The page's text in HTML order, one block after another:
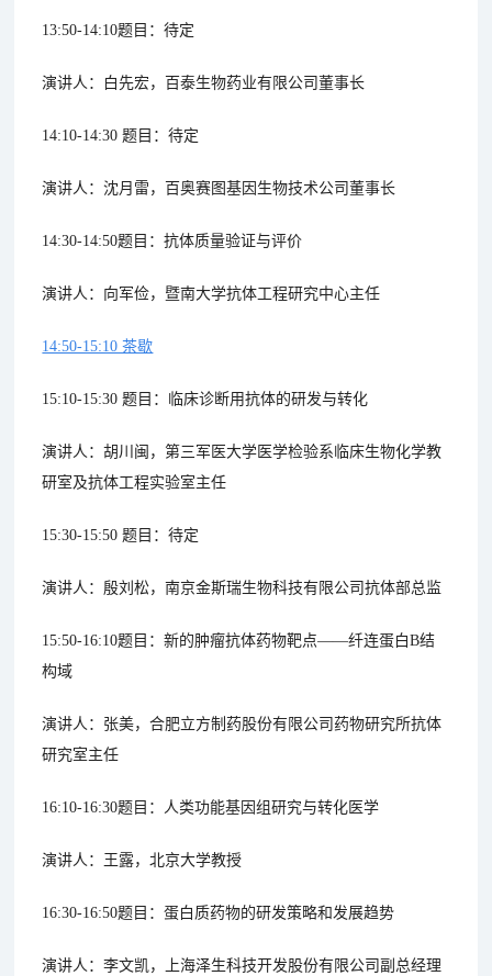
13:50-14:10题目：待定
演讲人：白先宏，百泰生物药业有限公司董事长
14:10-14:30 题目：待定
演讲人：沈月雷，百奥赛图基因生物技术公司董事长
14:30-14:50题目：抗体质量验证与评价
演讲人：向军俭，暨南大学抗体工程研究中心主任
14:50-15:10 茶歇
15:10-15:30 题目：临床诊断用抗体的研发与转化
演讲人：胡川闽，第三军医大学医学检验系临床生物化学教
研室及抗体工程实验室主任
15:30-15:50 题目：待定
演讲人：殷刘松，南京金斯瑞生物科技有限公司抗体部总监
15:50-16:10题目：新的肿瘤抗体药物靶点——纤连蛋白B结
构域
演讲人：张美，合肥立方制药股份有限公司药物研究所抗体
研究室主任
16:10-16:30题目：人类功能基因组研究与转化医学
演讲人：王露，北京大学教授
16:30-16:50题目：蛋白质药物的研发策略和发展趋势
演讲人：李文凯，上海泽生科技开发股份有限公司副总经理